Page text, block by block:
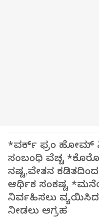
*ವರ್ಕ್ ಫ್ರಂ ಹೋಮ್
ಸಂಬಂಧಿ ವೆಚ್ಚ
ನಷ್ಟ,ವೇತನ
ಆರ್ಥಿಕ ಸಂಕಷ್ಟ
ನಿರ್ವಹಿಸಲು ವ್ಯಯಿಸಿದ
ನೀಡಲು ಆಗ್ರಹ